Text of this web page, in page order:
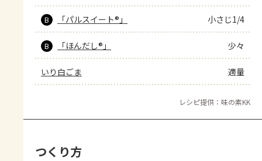
B 「パルスイート®」 小さじ1/4
B 「ほんだし®」 少々
いり白ごま 適量
レシピ提供：味の素KK
つくり方